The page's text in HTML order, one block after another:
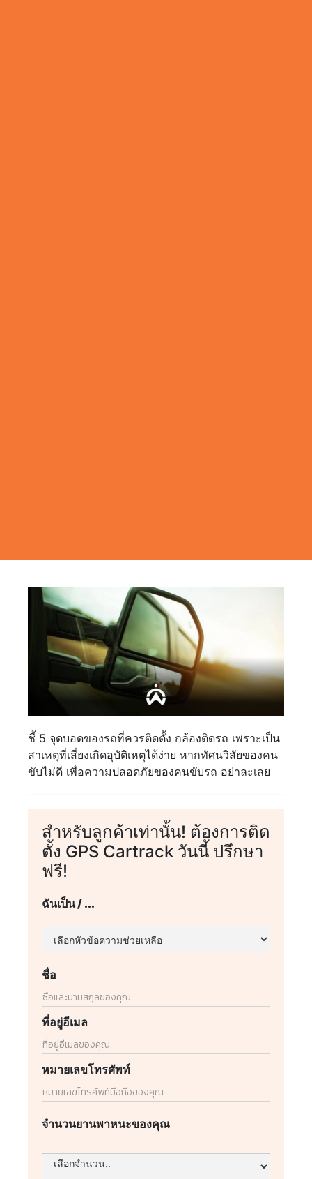
สำหรับลูกค้าเท่านั้น! ต้องการติด
ตั้ง GPS Cartrack วันนี้ ปรึกษา
ฟรี!
ฉันเป็น / ...
ชื่อ
ที่อยู่อีเมล
หมายเลขโทรศัพท์
จำนวนยานพาหนะของคุณ
ชี้ 5 จุดบอดของรถที่ควรติดตั้ง กล้องติดรถ เพราะเป็น
สาเหตุที่เสี่ยงเกิดอุบัติเหตุได้ง่าย หากทัศนวิสัยของคน
ขับไม่ดี เพื่อความปลอดภัยของคนขับรถ อย่าละเลย